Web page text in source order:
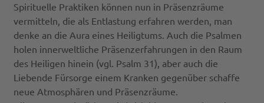
Spirituelle Praktiken können nun in Präsenzräume
vermitteln, die als Entlastung erfahren werden, man
denke an die Aura eines Heiligtums. Auch die Psalmen
holen innerweltliche Präsenzerfahrungen in den Raum
des Heiligen hinein (vgl. Psalm 31), aber auch die
Liebende Fürsorge einem Kranken gegenüber schaffe
neue Atmosphären und Präsenzräume.